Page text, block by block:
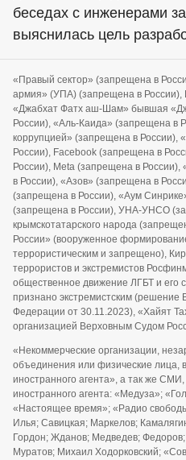
беседах с инженерами
выяснилась цель
«Правый сектор» (запрещена в
армия» (УПА) (запрещена в
«Джабхат Фатх аш-Шам» бывшая
России), «Аль-Каида» (запрещена в
коррупцией» (запрещена в
России), Facebook (запрещена в
России), Meta (запрещена в
в России), «Азов» (запрещена в
(запрещена в России), «Аум
(запрещена в России), УНА-УНСО
крымскотатарского народа
России» (вооруженное
террористическим и запрещено),
террористов и экстремистов
общественное движение ЛГБТ и его
признано экстремистским (решение
Федерации от 30.11.2023), «Хайят
организацией Верховным Судом
«Некоммерческие организации,
объединения или физические
иностранного агента», а так же
иностранного агента: «Медуза»;
«Настоящее время»; «Радио
Илья; Савицкая; Маркелов;
Гордон; Жданов; Медведев;
Муратов; Михаил Ходорковский;